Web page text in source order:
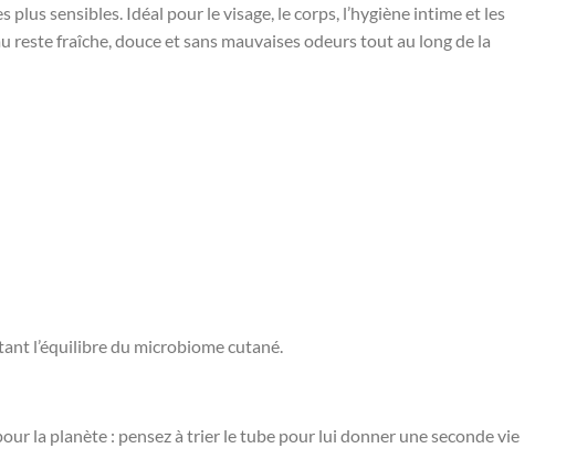
sensibles. Idéal pour le visage, le corps, l’hygiène intime et les
fraîche, douce et sans mauvaises odeurs tout au long de la
l’équilibre du microbiome cutané.
la planète : pensez à trier le tube pour lui donner une seconde vie